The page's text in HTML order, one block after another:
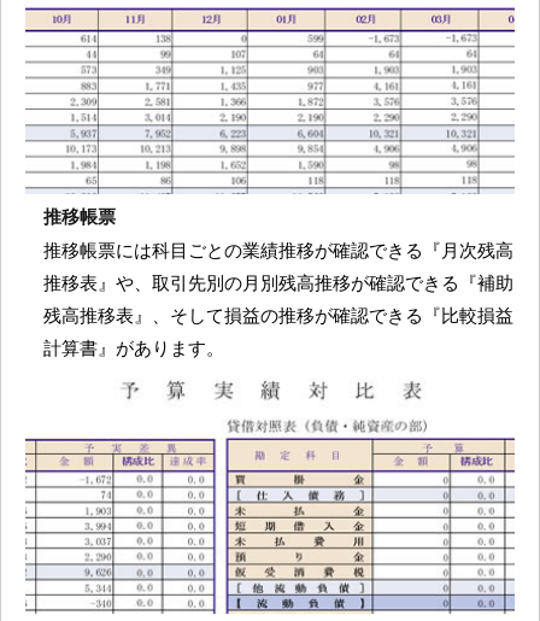
推移帳票
推移帳票には科目ごとの業績推移が確認できる『月次残高
推移表』や、取引先別の月別残高推移が確認できる『補助
残高推移表』、そして損益の推移が確認できる『比較損益
計算書』があります。